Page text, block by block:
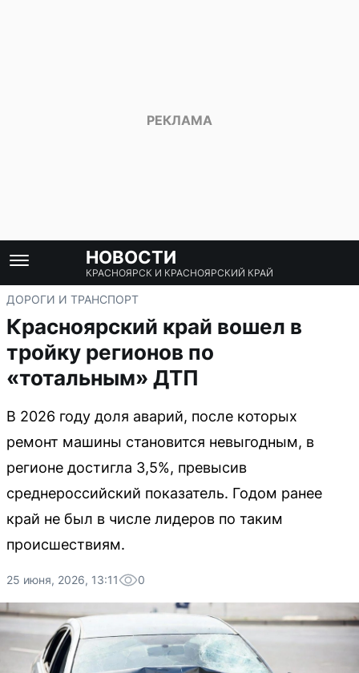
НОВОСТИ
КРАСНОЯРСК И КРАСНОЯРСКИЙ КРАЙ
ДОРОГИ И ТРАНСПОРТ
Красноярский край вошел в
тройку регионов по
«тотальным» ДТП
В 2026 году доля аварий, после которых
ремонт машины становится невыгодным, в
регионе достигла 3,5%, превысив
среднероссийский показатель. Годом ранее
край не был в числе лидеров по таким
происшествиям.
25 июня, 2026, 13:11 0